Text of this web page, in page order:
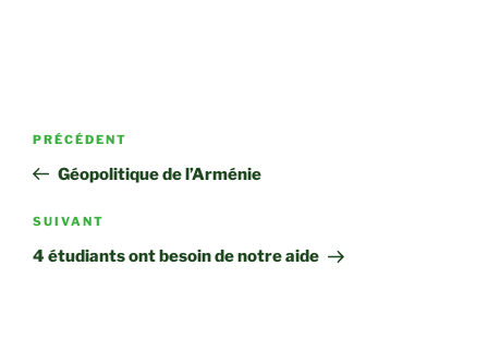
Navigation
l’article
Article
précédent
PRÉCÉDENT
Géopolitique de l’Arménie
Article
suivant
SUIVANT
4 étudiants ont besoin de notre aide